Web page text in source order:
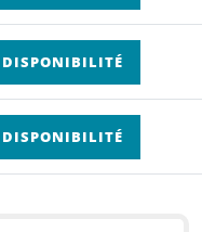
DISPONIBILITÉ
DISPONIBILITÉ